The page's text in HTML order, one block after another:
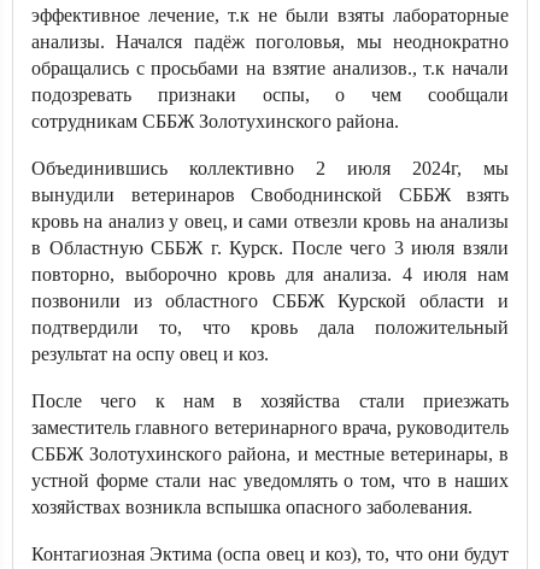
эффективное лечение, т.к не были взяты лабораторные
анализы. Начался падёж поголовья, мы неоднократно
обращались с просьбами на взятие анализов., т.к начали
подозревать признаки оспы, о чем сообщали
сотрудникам СББЖ Золотухинского района.
Объединившись коллективно 2 июля 2024г, мы
вынудили ветеринаров Свободнинской СББЖ взять
кровь на анализ у овец, и сами отвезли кровь на анализы
в Областную СББЖ г. Курск. После чего 3 июля взяли
повторно, выборочно кровь для анализа. 4 июля нам
позвонили из областного СББЖ Курской области и
подтвердили то, что кровь дала положительный
результат на оспу овец и коз.
После чего к нам в хозяйства стали приезжать
заместитель главного ветеринарного врача, руководитель
СББЖ Золотухинского района, и местные ветеринары, в
устной форме стали нас уведомлять о том, что в наших
хозяйствах возникла вспышка опасного заболевания.
Контагиозная Эктима (оспа овец и коз), то, что они будут